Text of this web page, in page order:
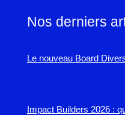
Nos derniers
Le nouveau Board
Impact Builders 2026 :